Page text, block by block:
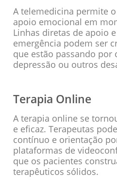
A telemedicina permite
apoio emocional em
Linhas diretas de apoio
emergência podem ser
que estão passando por
depressão ou outros
Terapia Online
A terapia online se
e eficaz. Terapeutas
contínuo e orientação
plataformas de
que os pacientes
terapêuticos sólidos.